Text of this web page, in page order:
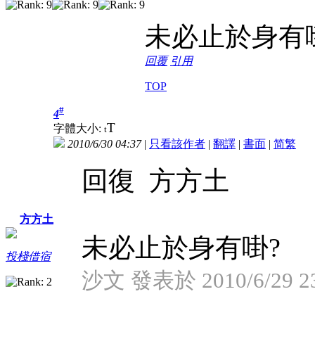
未必止於身有
回覆 引用
TOP
方方土
投棧借宿
4#
字體大小: tT
2010/6/30 04:37| 只看該作者 | 翻譯 | 書面 | 简繁
回復 方方土
未必止於身有啩?
沙文 發表於 2010/6/29